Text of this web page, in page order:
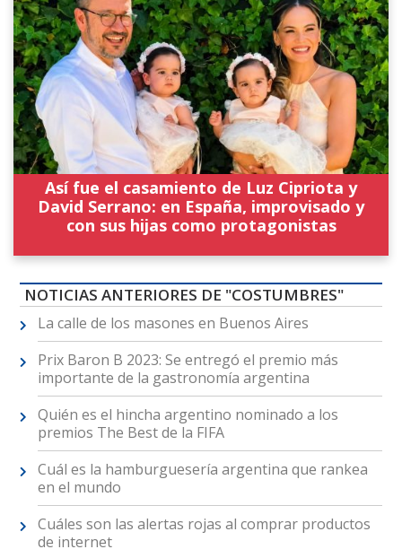
Así fue el casamiento de Luz Cipriota y
David Serrano: en España, improvisado y
con sus hijas como protagonistas
NOTICIAS ANTERIORES DE "COSTUMBRES"
La calle de los masones en Buenos Aires
Prix Baron B 2023: Se entregó el premio más
importante de la gastronomía argentina
Quién es el hincha argentino nominado a los
premios The Best de la FIFA
Cuál es la hamburguesería argentina que rankea
en el mundo
Cuáles son las alertas rojas al comprar productos
de internet